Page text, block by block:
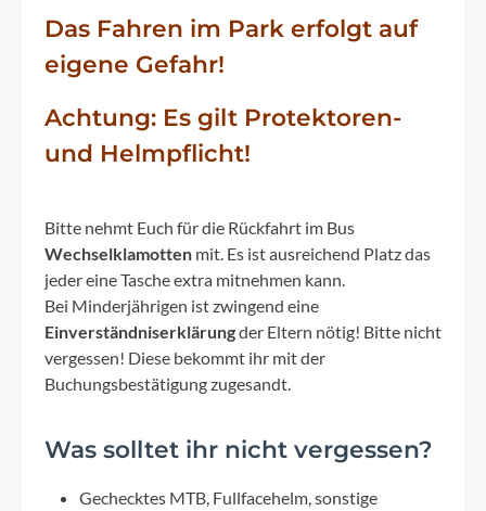
Das Fahren im Park erfolgt auf
eigene Gefahr!
Achtung: Es gilt Protektoren-
und Helmpflicht!
Bitte nehmt Euch für die Rückfahrt im Bus
Wechselklamotten mit. Es ist ausreichend Platz das
jeder eine Tasche extra mitnehmen kann.
Bei Minderjährigen ist zwingend eine
Einverständniserklärungder Eltern nötig! Bitte nicht
vergessen! Diese bekommt ihr mit der
Buchungsbestätigung zugesandt.
Was solltet ihr nicht vergessen?
Gechecktes MTB, Fullfacehelm, sonstige